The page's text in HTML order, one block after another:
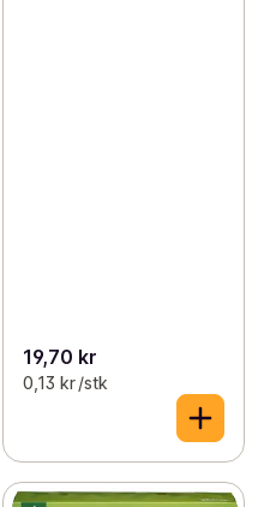
19,70 kr
0,13 kr /stk